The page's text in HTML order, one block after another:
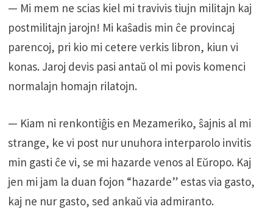
— Mi mem ne scias kiel mi travivis tiujn militajn kaj
postmilitajn jarojn! Mi kaŝadis min ĉe provincaj
parencoj, pri kio mi cetere verkis libron, kiun vi
konas. Jaroj devis pasi antaŭ ol mi povis komenci
normalajn homajn rilatojn.
— Kiam ni renkontiĝis en Mezameriko, ŝajnis al mi
strange, ke vi post nur unuhora interparolo invitis
min gasti ĉe vi, se mi hazarde venos al Eŭropo. Kaj
jen mi jam la duan fojon “hazarde” estas via gasto,
kaj ne nur gasto, sed ankaŭ via admiranto.